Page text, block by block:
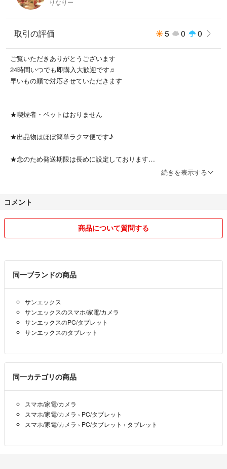
タブレット
取引の評価 5 0 0
ご覧いただきありがとうございます
24時間いつでも即購入大歓迎です♬
早いもの順で対応させていただきます
★喫煙者・ペットはおりません
★出品物はほぼ簡単ラクマ便です♪
★念のため発送期限は長めに設定しております
★梱包資材は簡易なものです。リユースしていることもあります
よろしくお願いいたします
服・本を中心にいろいろ断捨離中です
まだまだ初心者ですので至らないところもございますが、精一杯頑張り
ますのでお気軽にお声掛けください
続きを表示する
コメント
商品について質問する
同一ブランドの商品
サンエックス
サンエックスのスマホ/家電/カメラ
サンエックスのPC/タブレット
サンエックスのタブレット
同一カテゴリの商品
スマホ/家電/カメラ
スマホ/家電/カメラ › PC/タブレット
スマホ/家電/カメラ › PC/タブレット › タブレット